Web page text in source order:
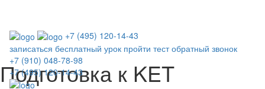
+7 (495) 120-14-43
записаться бесплатный урок пройти тест обратный звонок
+7 (910) 048-78-98
+7 (495) 120-14-43
Подготовка к KET